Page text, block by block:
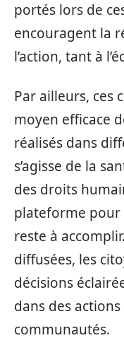
portés lors de
encouragent la
l’action, tant à
Par ailleurs, ces
moyen efficace
réalisés dans
s’agisse de la
des droits
plateforme pour
reste à
diffusées, les
décisions
dans des
communautés.